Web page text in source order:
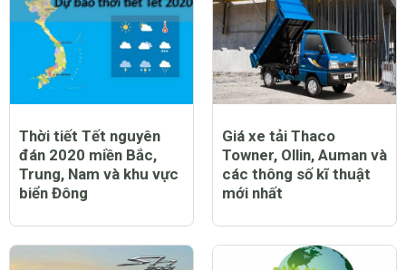
Thời tiết Tết nguyên
đán 2020 miền Bắc,
Trung, Nam và khu vực
biển Đông
Giá xe tải Thaco
Towner, Ollin, Auman và
các thông số kĩ thuật
mới nhất